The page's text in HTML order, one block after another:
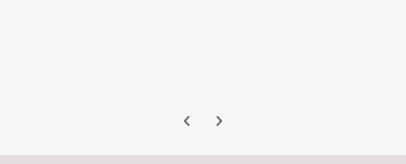
Previous carousel slide
Next carousel slide